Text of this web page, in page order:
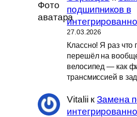
подшипников в
27.03.2026
Классно! Я раз что
перешёл на
велосипед — как
трансмиссией в
Vitalii кЗамена